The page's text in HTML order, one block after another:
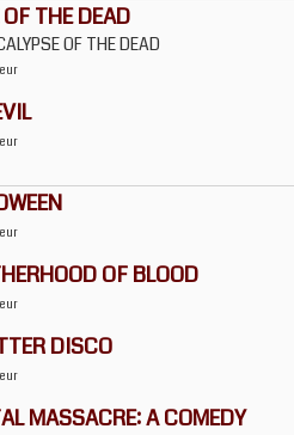
THE DEAD
OF THE DEAD
OF BLOOD
DISCO
MASSACRE: A COMEDY